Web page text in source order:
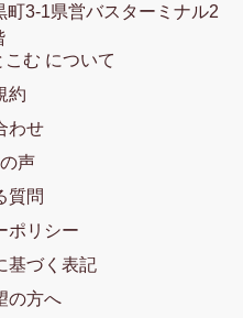
3-1県営バスターミナル2
む について
約
わせ
声
質問
ポリシー
基づく表記
の方へ